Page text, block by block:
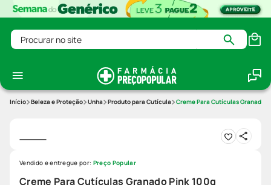
Procurar no site
Beleza e Proteção Unha Produto para Cutícula Creme Para Cutículas Granado
Creme Para Cutículas Granado Pink 100g
Vendido e entregue por: Preço Popular